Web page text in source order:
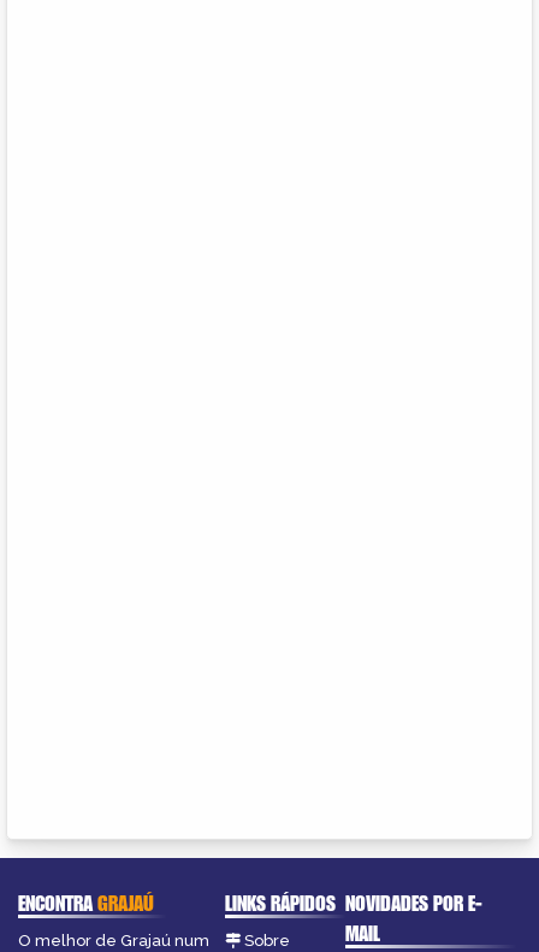
ENCONTRAGRAJAÚ
O melhor de Grajaú num
LINKS RÁPIDOS
Sobre
NOVIDADES POR E-
MAIL